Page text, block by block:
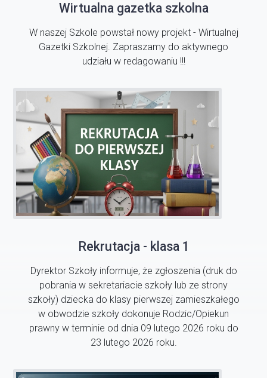
Wirtualna gazetka szkolna
W naszej Szkole powstał nowy projekt - Wirtualnej
Gazetki Szkolnej. Zapraszamy do aktywnego
udziału w redagowaniu !!!
Rekrutacja - klasa 1
Dyrektor Szkoły informuje, że zgłoszenia (druk do
pobrania w sekretariacie szkoły lub ze strony
szkoły) dziecka do klasy pierwszej zamieszkałego
w obwodzie szkoły dokonuje Rodzic/Opiekun
prawny w terminie od dnia 09 lutego 2026 roku do
23 lutego 2026 roku.